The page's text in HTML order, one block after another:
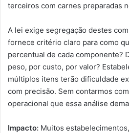
terceiros com carnes preparadas
A lei exige segregação destes
fornece critério claro para como
percentual de cada componente?
peso, por custo, por valor?
múltiplos itens terão dificuldade
com precisão. Sem contarmos
operacional que essa análise
Impacto: Muitos